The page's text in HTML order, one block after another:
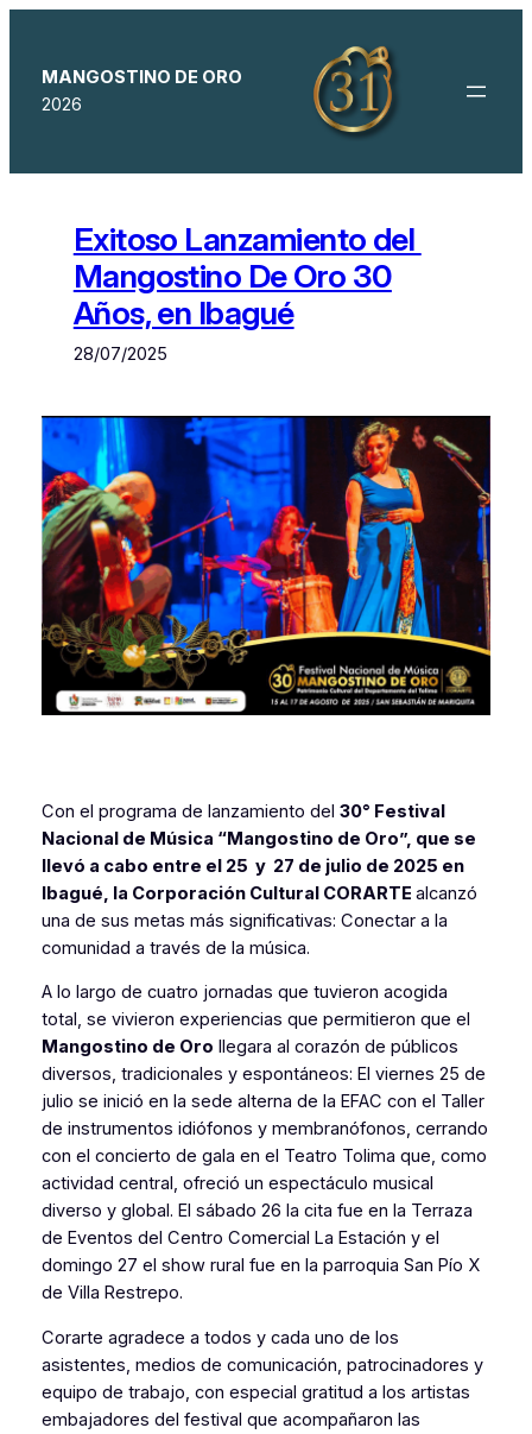
contenido
MANGOSTINO DE ORO
2026
Exitoso Lanzamiento del
Mangostino De Oro 30
Años, en Ibagué
28/07/2025
Con el programa de lanzamiento del 30° Festival
Nacional de Música “Mangostino de Oro”, que se
llevó a cabo entre el 25 y 27 de julio de 2025 en
Ibagué, la Corporación Cultural CORARTE alcanzó
una de sus metas más significativas: Conectar a la
comunidad a través de la música.
A lo largo de cuatro jornadas que tuvieron acogida
total, se vivieron experiencias que permitieron que el
Mangostino de Oro llegara al corazón de públicos
diversos, tradicionales y espontáneos: El viernes 25 de
julio se inició en la sede alterna de la EFAC con el Taller
de instrumentos idiófonos y membranófonos, cerrando
con el concierto de gala en el Teatro Tolima que, como
actividad central, ofreció un espectáculo musical
diverso y global. El sábado 26 la cita fue en la Terraza
de Eventos del Centro Comercial La Estación y el
domingo 27 el show rural fue en la parroquia San Pío X
de Villa Restrepo.
Corarte agradece a todos y cada uno de los
asistentes, medios de comunicación, patrocinadores y
equipo de trabajo, con especial gratitud a los artistas
embajadores del festival que acompañaron las